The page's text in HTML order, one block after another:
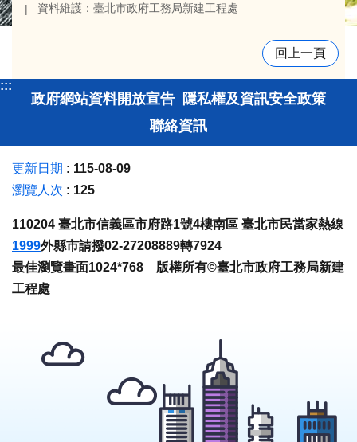
資料維護：臺北市政府工務局新建工程處
回上一頁
:::
政府網站資料開放宣告 隱私權及資訊安全政策
聯絡資訊
更新日期
115-08-09
瀏覽人次
125
110204 臺北市信義區市府路1號4樓南區 臺北市民當家熱線
1999外縣市請撥02-27208889轉7924
最佳瀏覽畫面1024*768 版權所有©臺北市政府工務局新建
工程處